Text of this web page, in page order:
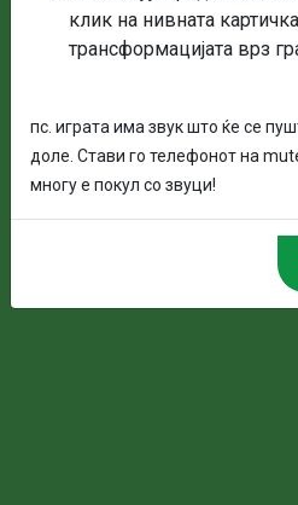
Моќ:
клик на нивната
трансформацијата врз
пс. играта има звук што ќе се
доле. Стави го телефонот на
многу е покул со звуци!